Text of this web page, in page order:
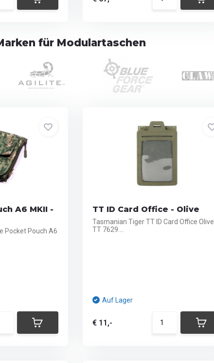
für Modulartaschen
A6 MKII -
Pocket Pouch A6
TT ID Card Office - Olive
Tasmanian Tiger TT ID Card Office Olive
TT 7629....
Auf Lager
€ 11,-